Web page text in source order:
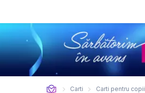
Carti Carti pentru copii